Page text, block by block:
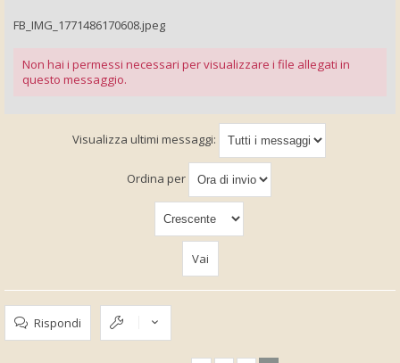
FB_IMG_1771486170608.jpeg
Non hai i permessi necessari per visualizzare i file allegati in
questo messaggio.
Visualizza ultimi messaggi:
Ordina per
Rispondi